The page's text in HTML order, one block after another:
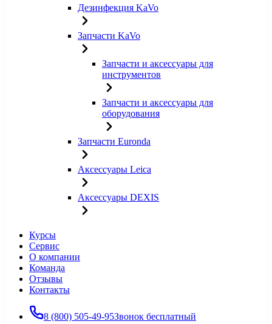
Дезинфекция KaVo
Запчасти KaVo
Запчасти и аксессуары для
инструментов
Запчасти и аксессуары для
оборудования
Запчасти Euronda
Аксессуары Leica
Аксессуары DEXIS
Курсы
Сервис
О компании
Команда
Отзывы
Контакты
8 (800) 505-49-95Звонок бесплатный